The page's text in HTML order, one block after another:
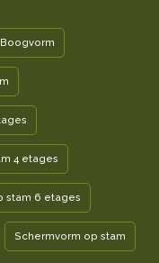
Boogvorm
4 etages
stam 6 etages
Schermvorm op stam